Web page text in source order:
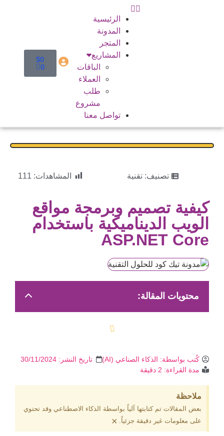
الرئيسية
المدونة
المتجر
المشاريع
الباقات
العملاء
طلب
مشروع
تواصل معنا
$0
0
تصنيف: تقنية المشاهدات: 111
كيفية تصميم وبرمجة مواقع
الويب الديناميكية باستخدام
ASP.NET Core
محتويات المقالة:
كُتب بواسطة: الذكاء الصناعي (AI) تاريخ النشر: 30/11/2024
مدة القراءة: 2 دقيقة
ملاحظة
بعض المقالات تم كتابتها آلياً بواسطة الذكاء الاصطناعي وقد تحتوي
على معلومات غير دقيقة جزئياً. ×